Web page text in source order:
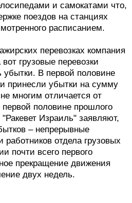
и самокатами что,
поездов на станциях
расписанием.
перевозках компания
грузовые перевозки
убытки. В первой половине
принесли убытки на сумму
многим отличается от
половине прошлого
Израиль" заявляют,
– непрерывные
работников отдела грузовых
почти всего первого
прекращение движения
двух недель.